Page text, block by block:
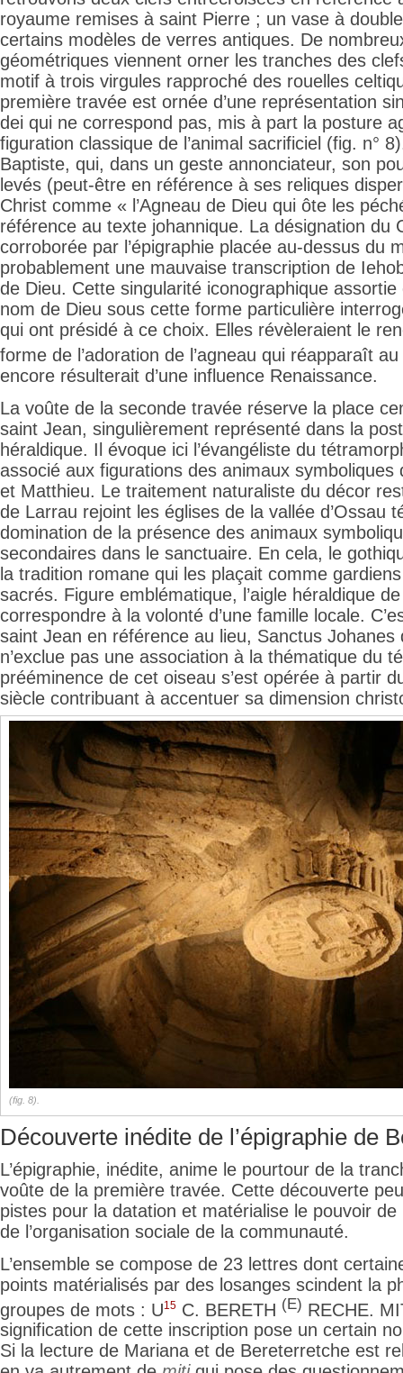
royaume remises à saint Pierre ; un vase à
certains modèles de verres antiques. De
géométriques viennent orner les tranches des
motif à trois virgules rapproché des rouelles
première travée est ornée d’une représentation
dei qui ne correspond pas, mis à part la posture
figuration classique de l’animal sacrificiel (fig. n°
Baptiste, qui, dans un geste annonciateur, son
levés (peut-être en référence à ses reliques
Christ comme « l’Agneau de Dieu qui ôte les
référence au texte johannique. La désignation du
corroborée par l’épigraphie placée au-dessus du
probablement une mauvaise transcription de
de Dieu. Cette singularité iconographique
nom de Dieu sous cette forme particulière
qui ont présidé à ce choix. Elles révèleraient le
forme de l’adoration de l’agneau qui réapparaît au
encore résulterait d’une influence Renaissance.
La voûte de la seconde travée réserve la place
saint Jean, singulièrement représenté dans la
héraldique. Il évoque ici l’évangéliste du
associé aux figurations des animaux symboliques
et Matthieu. Le traitement naturaliste du décor
de Larrau rejoint les églises de la vallée d’Ossau
domination de la présence des animaux
secondaires dans le sanctuaire. En cela, le
la tradition romane qui les plaçait comme
sacrés. Figure emblématique, l’aigle héraldique
correspondre à la volonté d’une famille locale.
saint Jean en référence au lieu, Sanctus Johanes
n’exclue pas une association à la thématique du
prééminence de cet oiseau s’est opérée à partir
siècle contribuant à accentuer sa dimension
(fig. 8).
Découverte inédite de l’épigraphie de
L’épigraphie, inédite, anime le pourtour de la
voûte de la première travée. Cette découverte
pistes pour la datation et matérialise le pouvoir
de l’organisation sociale de la communauté.
L’ensemble se compose de 23 lettres dont
points matérialisés par des losanges scindent la
groupes de mots : U15 C. BERETH (E) RECHE.
signification de cette inscription pose un certain
Si la lecture de Mariana et de Bereterretche est